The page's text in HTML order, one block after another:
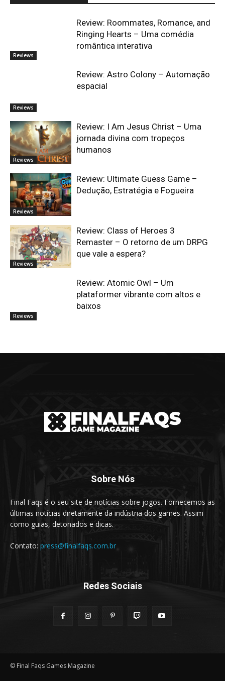
Reviews
Review: Roommates, Romance, and
Ringing Hearts – Uma comédia
romântica interativa
Reviews
Review: Astro Colony – Automação
espacial
Reviews
Review: I Am Jesus Christ – Uma
jornada divina com tropeços
humanos
Reviews
Review: Ultimate Guess Game –
Dedução, Estratégia e Fogueira
Reviews
Review: Class of Heroes 3
Remaster – O retorno de um DRPG
que vale a espera?
Reviews
Review: Atomic Owl – Um
plataformer vibrante com altos e
baixos
Sobre Nós
Final Faqs é o seu site de notícias sobre jogos. Fornecemos as
últimas notícias diretamente da indústria dos games. Assim
como guias, detonados e dicas.
Contato: press@finalfaqs.com.br
Redes Sociais
© Final Faqs Games Magazine